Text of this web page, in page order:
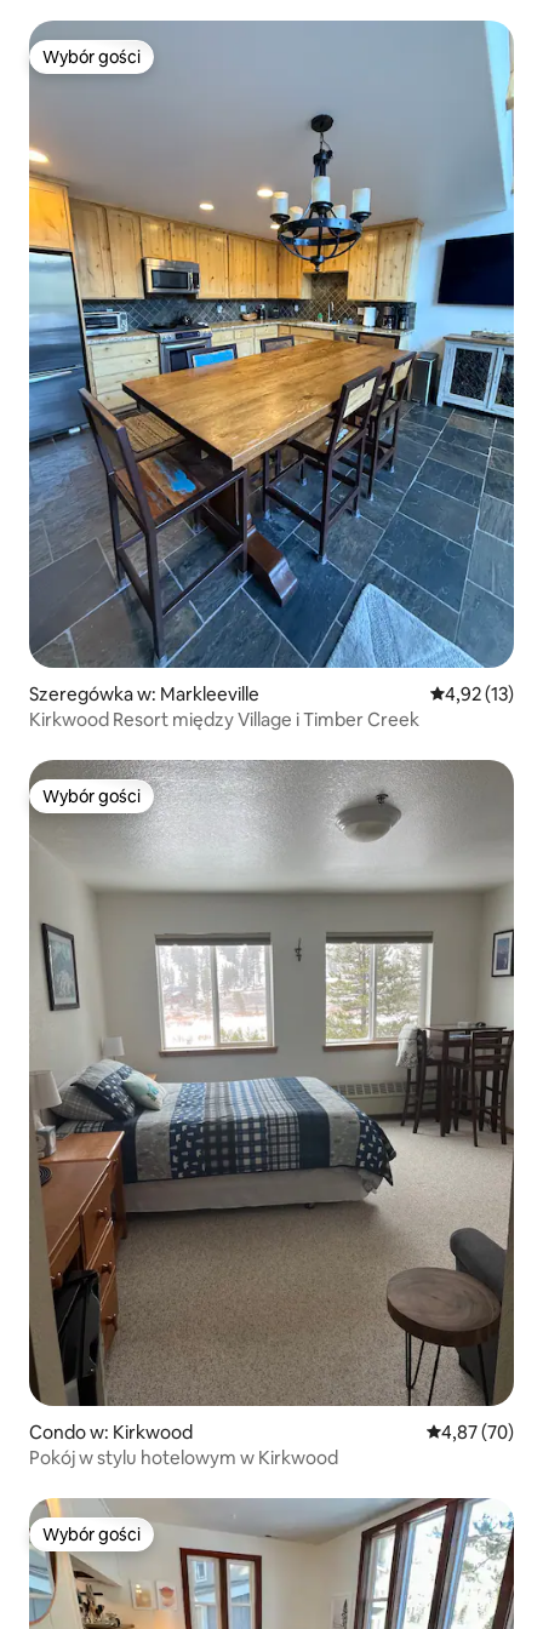
Wybór gości
Wybór gości
Szeregówka w: Markleeville Średnia
4,92 (13)
Kirkwood Resort między Village i Timber Creek
Wybór gości
Wybór gości
Condo w: Kirkwood Średnia
4,87 (70)
Pokój w stylu hotelowym w Kirkwood
Wybór gości
Wybór gości